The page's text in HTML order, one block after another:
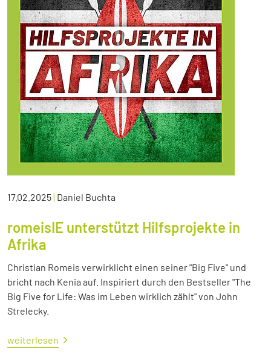
17.02.2025| Daniel Buchta
romeisIE unterstützt Hilfsprojekte in
Afrika
Christian Romeis verwirklicht einen seiner "Big Five" und
bricht nach Kenia auf. Inspiriert durch den Bestseller "The
Big Five for Life: Was im Leben wirklich zählt" von John
Strelecky.
weiterlesen